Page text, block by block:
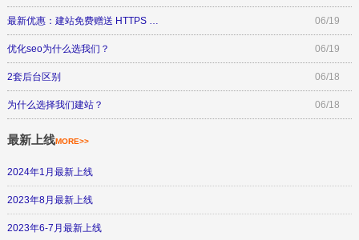
最新优惠：建站免费赠送 HTTPS … 06/19
优化seo为什么选我们？ 06/19
2套后台区别 06/18
为什么选择我们建站？ 06/18
最新上线MORE>>
2024年1月最新上线
2023年8月最新上线
2023年6-7月最新上线